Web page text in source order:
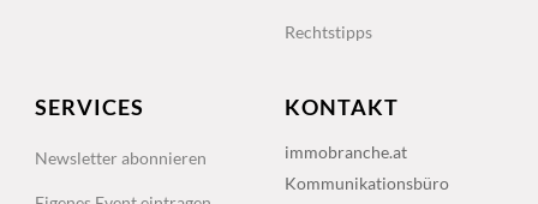
Rechtstipps
SERVICES
Newsletter abonnieren
KONTAKT
immobranche.at
Kommunikationsbüro